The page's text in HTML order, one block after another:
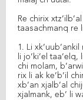
Re chirix
taasachmanq re
1. Li
li jo’ki’el
chi molam,
rix li ak ke’b’il
xb’an xjalb’al
xjalmank, eb’ li